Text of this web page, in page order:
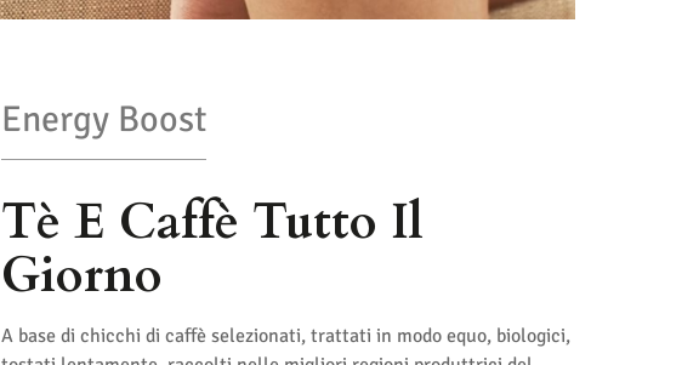
Energy Boost
Tè E Caffè Tutto Il
Giorno
A base di chicchi di caffè selezionati, trattati in modo equo, biologici,